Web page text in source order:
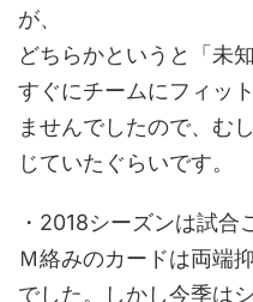
が、
どちらかというと「未
すぐにチームにフィッ
ませんでしたので、む
じていたぐらいです。
・2018シーズンは試合
Ｍ絡みのカードは両端
でした。しかし今季は